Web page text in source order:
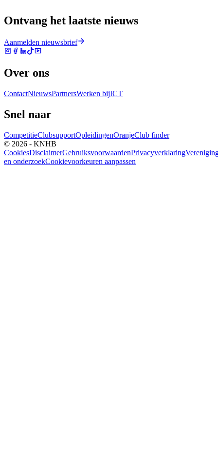
Ontvang het laatste nieuws
Aanmelden nieuwsbrief
Over ons
ContactNieuwsPartnersWerken bijICT
Snel naar
CompetitieClubsupportOpleidingenOranjeClub finder
© 2026 - KNHB
CookiesDisclaimerGebruiksvoorwaardenPrivacyverklaring
en onderzoekCookievoorkeuren aanpassen